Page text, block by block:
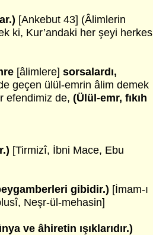
[Ankebut 43] (Âlimlerin
ki, Kur’andaki her şeyi herkes
[âlimlere] sorsalardı,
geçen ülül-emrin âlim demek
efendimiz de, (Ülül-emr, fıkıh
[Tirmizî, İbni Mace, Ebu
gibidir.) [İmam-ı
Neşr-ül-mehasin]
ve âhiretin ışıklarıdır.)